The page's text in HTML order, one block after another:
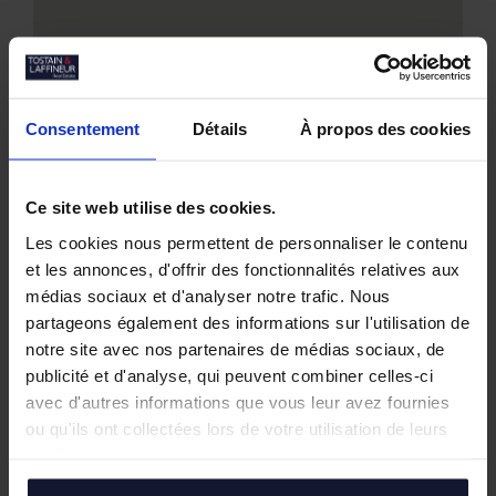
Consentement Détails À propos des cookies
Ce site web utilise des cookies.
Les cookies nous permettent de personnaliser le contenu
et les annonces, d'offrir des fonctionnalités relatives aux
médias sociaux et d'analyser notre trafic. Nous
partageons également des informations sur l'utilisation de
notre site avec nos partenaires de médias sociaux, de
publicité et d'analyse, qui peuvent combiner celles-ci
avec d'autres informations que vous leur avez fournies
ou qu'ils ont collectées lors de votre utilisation de leurs
Nos biens similaires